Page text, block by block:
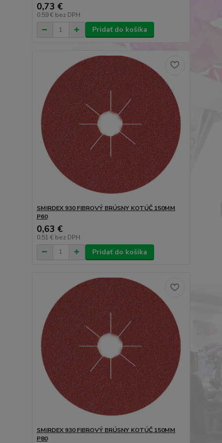
0,73 €
0,59 € bez DPH
Pridať do košíka
SMIRDEX 930 FIBROVÝ BRÚSNY KOTÚČ 150MM
P60
0,63 €
0,51 € bez DPH
Pridať do košíka
SMIRDEX 930 FIBROVÝ BRÚSNY KOTÚČ 150MM
P80